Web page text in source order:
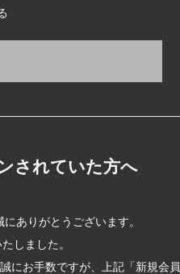
されていた方へ
ありがとうございます。
しました。
にお手数ですが、上記「新規会員